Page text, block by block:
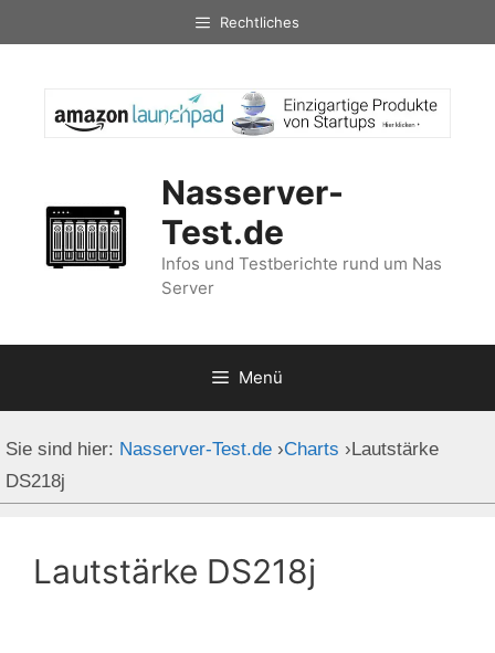
Rechtliches
Nasserver-
Test.de
Infos und Testberichte rund um Nas
Server
Menü
Sie sind hier: Nasserver-Test.de ›Charts › Lautstärke
DS218j
Lautstärke DS218j